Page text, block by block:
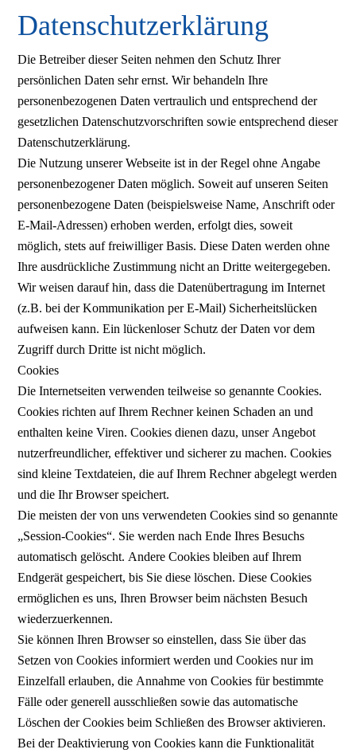
Datenschutzerklärung
Die Betreiber dieser Seiten nehmen den Schutz Ihrer
persönlichen Daten sehr ernst. Wir behandeln Ihre
personenbezogenen Daten vertraulich und entsprechend der
gesetzlichen Datenschutzvorschriften sowie entsprechend dieser
Datenschutzerklärung.
Die Nutzung unserer Webseite ist in der Regel ohne Angabe
personenbezogener Daten möglich. Soweit auf unseren Seiten
personenbezogene Daten (beispielsweise Name, Anschrift oder
E-Mail-Adressen) erhoben werden, erfolgt dies, soweit
möglich, stets auf freiwilliger Basis. Diese Daten werden ohne
Ihre ausdrückliche Zustimmung nicht an Dritte weitergegeben.
Wir weisen darauf hin, dass die Datenübertragung im Internet
(z.B. bei der Kommunikation per E-Mail) Sicherheitslücken
aufweisen kann. Ein lückenloser Schutz der Daten vor dem
Zugriff durch Dritte ist nicht möglich.
Cookies
Die Internetseiten verwenden teilweise so genannte Cookies.
Cookies richten auf Ihrem Rechner keinen Schaden an und
enthalten keine Viren. Cookies dienen dazu, unser Angebot
nutzerfreundlicher, effektiver und sicherer zu machen. Cookies
sind kleine Textdateien, die auf Ihrem Rechner abgelegt werden
und die Ihr Browser speichert.
Die meisten der von uns verwendeten Cookies sind so genannte
„Session-Cookies“. Sie werden nach Ende Ihres Besuchs
automatisch gelöscht. Andere Cookies bleiben auf Ihrem
Endgerät gespeichert, bis Sie diese löschen. Diese Cookies
ermöglichen es uns, Ihren Browser beim nächsten Besuch
wiederzuerkennen.
Sie können Ihren Browser so einstellen, dass Sie über das
Setzen von Cookies informiert werden und Cookies nur im
Einzelfall erlauben, die Annahme von Cookies für bestimmte
Fälle oder generell ausschließen sowie das automatische
Löschen der Cookies beim Schließen des Browser aktivieren.
Bei der Deaktivierung von Cookies kann die Funktionalität